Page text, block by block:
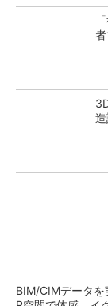
BIM/CIMデータを